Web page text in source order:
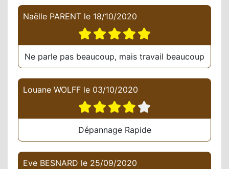
Naëlle PARENT le 18/10/2020
Ne parle pas beaucoup, mais travail beaucoup
Louane WOLFF le 03/10/2020
Dépannage Rapide
Eve BESNARD le 25/09/2020